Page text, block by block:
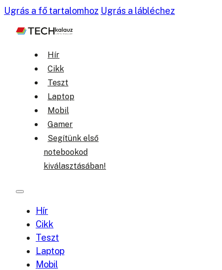
Ugrás a fő tartalomhoz Ugrás a lábléchez
Hír
Cikk
Teszt
Laptop
Mobil
Gamer
Segítünk első
notebookod
kiválasztásában!
Hír
Cikk
Teszt
Laptop
Mobil